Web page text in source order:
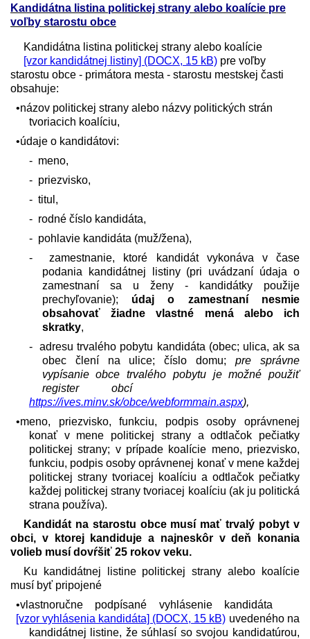
Kandidátna listina politickej strany alebo koalície pre
voľby starostu obce
Kandidátna listina politickej strany alebo koalície
[vzor kandidátnej listiny] (DOCX, 15 kB)pre voľby
starostu obce - primátora mesta - starostu mestskej časti
obsahuje:
•názov politickej strany alebo názvy politických strán
tvoriacich koalíciu,
•údaje o kandidátovi:
- meno,
- priezvisko,
- titul,
- rodné číslo kandidáta,
- pohlavie kandidáta (muž/žena),
-
zamestnanie, ktoré kandidát vykonáva v čase
podania kandidátnej listiny (pri uvádzaní údaja o
zamestnaní sa u ženy - kandidátky použije
prechyľovanie); údaj o zamestnaní nesmie
obsahovať žiadne vlastné mená alebo ich
skratky,
-
adresu trvalého pobytu kandidáta (obec; ulica, ak sa
obec člení na ulice; číslo domu;pre správne
vypísanie obce trvalého pobytu je možné použiť
register obcí
https://ives.minv.sk/obce/webformmain.aspx),
•meno, priezvisko, funkciu, podpis osoby oprávnenej
konať v mene politickej strany a odtlačok pečiatky
politickej strany; v prípade koalície meno, priezvisko,
funkciu, podpis osoby oprávnenej konať v mene každej
politickej strany tvoriacej koalíciu a odtlačok pečiatky
každej politickej strany tvoriacej koalíciu (ak ju politická
strana používa).
Kandidát na starostu obce musí mať trvalý pobyt v
obci, v ktorej kandiduje a najneskôr v deň konania
volieb musí dovŕšiť 25 rokov veku.
Ku kandidátnej listine politickej strany alebo koalície
musí byť pripojené
•vlastnoručne podpísané vyhlásenie kandidáta
[vzor vyhlásenia kandidáta] (DOCX, 15 kB) uvedeného na
kandidátnej listine, že súhlasí so svojou kandidatúrou,